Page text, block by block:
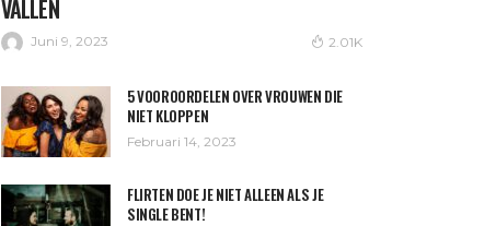
VALLEN
Juni 9, 2023 2.01K
5 VOOROORDELEN OVER VROUWEN DIE
NIET KLOPPEN
Februari 14, 2023
FLIRTEN DOE JE NIET ALLEEN ALS JE
SINGLE BENT!